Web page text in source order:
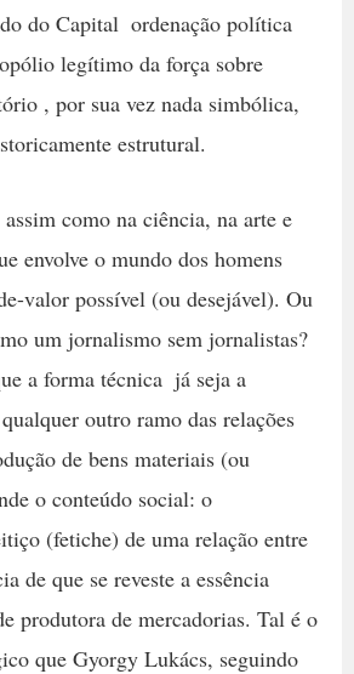
do Capital  ordenação política
legítimo da força sobre
, por sua vez nada simbólica,
estrutural.
como na ciência, na arte e
envolve o mundo dos homens 
valor possível (ou desejável). Ou
um jornalismo sem jornalistas?
a forma técnica  já seja a
outro ramo das relações
de bens materiais (ou
o conteúdo social: o
(fetiche) de uma relação entre
de que se reveste a essência
produtora de mercadorias. Tal é o
que Gyorgy Lukács, seguindo